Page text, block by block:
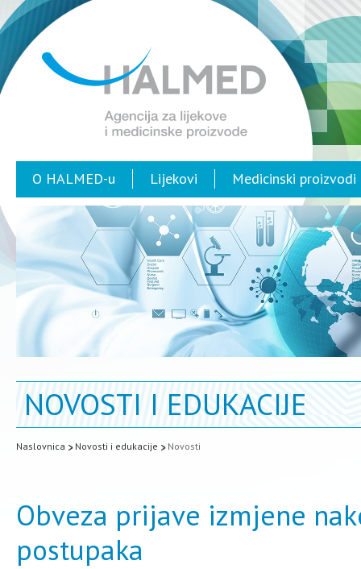
O HALMED-u Lijekovi Medicinski proizvodi
NOVOSTI I EDUKACIJE
Naslovnica Novosti i edukacije Novosti
Obveza prijave izmjene
postupaka